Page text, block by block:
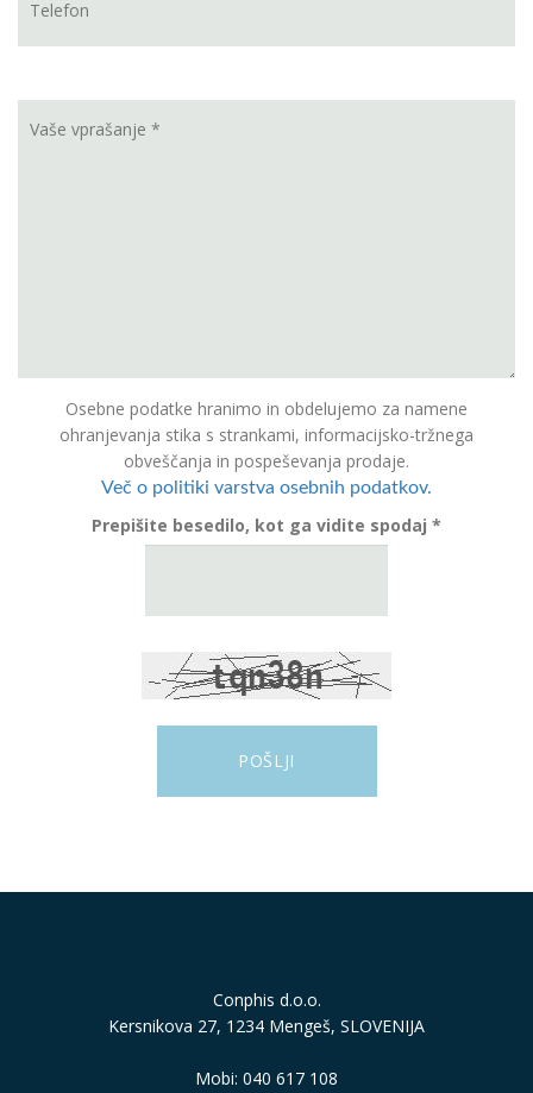
Osebne podatke hranimo in obdelujemo za namene
ohranjevanja stika s strankami, informacijsko-tržnega
obveščanja in pospeševanja prodaje.
Več o politiki varstva osebnih podatkov.
Prepišite besedilo, kot ga vidite spodaj *
Conphis d.o.o.
Kersnikova 27, 1234 Mengeš, SLOVENIJA
Mobi: 040 617 108